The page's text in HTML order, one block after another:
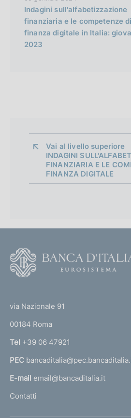
Indagini sull'alfabetizzazione
finanziaria e le competenze di
finanza digitale in Italia:
2023
Vai al livello superiore
INDAGINI
FINANZIARIA E LE
FINANZA DIGITALE
r
n
a
l
'
via Nazionale 91
00184 Roma
Tel +39 06 47921
PEC
E-mail email@bancaditalia.it
Contatti